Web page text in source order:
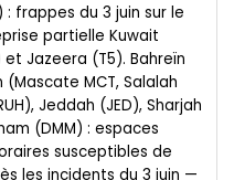
: frappes du 3 juin sur le
partielle Kuwait
et Jazeera (T5). Bahreïn
(Mascate MCT, Salalah
Jeddah (JED), Sharjah
(DMM) : espaces
susceptibles de
les incidents du 3 juin —